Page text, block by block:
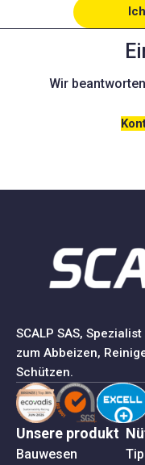
Wir
SCALP SAS,
zum Abbeizen,
Schützen.
Unsere produkt
Bauwesen